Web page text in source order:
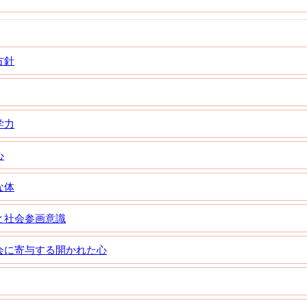
針
力
体
社会参画意識
に寄与する開かれた心